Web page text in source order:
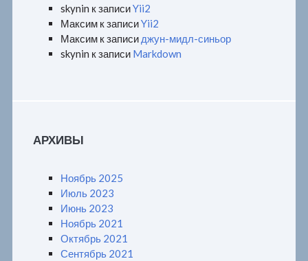
skynin к записиYii2
Максим к записиYii2
Максим к записи джун-мидл-синьор
skynin к записи Markdown
АРХИВЫ
Ноябрь 2025
Июль 2023
Июнь 2023
Ноябрь 2021
Октябрь 2021
Сентябрь 2021